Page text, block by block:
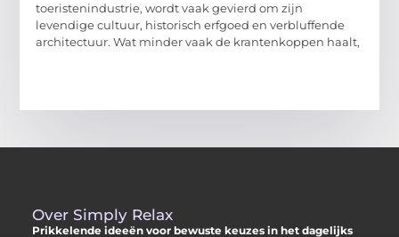
toeristenindustrie, wordt vaak gevierd om zijn
levendige cultuur, historisch erfgoed en verbluffende
architectuur. Wat minder vaak de krantenkoppen haalt,
Over Simply Relax
Prikkelende ideeën voor bewuste keuzes in het dagelijks